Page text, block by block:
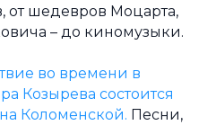
от шедевров Моцарта,
– до киномузыки.
во времени в
Козырева состоится
Коломенской. Песни,